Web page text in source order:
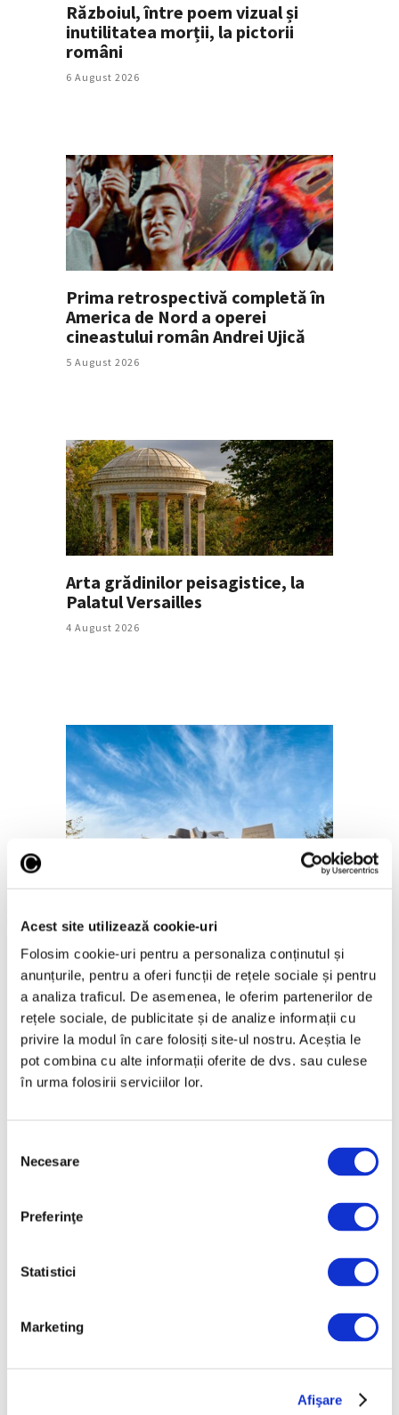
Acest site utilizează cookie-uri
Folosim cookie-uri pentru a personaliza conținutul și
anunțurile, pentru a oferi funcții de rețele sociale și pentru
a analiza traficul. De asemenea, le oferim partenerilor de
rețele sociale, de publicitate și de analize informații cu
privire la modul în care folosiți site-ul nostru. Aceștia le
pot combina cu alte informații oferite de dvs. sau culese
în urma folosirii serviciilor lor.
consimțământului
Necesare
Preferinţe
Statistici
Marketing
Afişare
Războiul, între poem vizual și
inutilitatea morții, la pictorii
români
6 August 2026
Prima retrospectivă completă în
America de Nord a operei
cineastului român Andrei Ujică
5 August 2026
Arta grădinilor peisagistice, la
Palatul Versailles
4 August 2026
30 Iulie 2026
Articole recente
Reinterpretare